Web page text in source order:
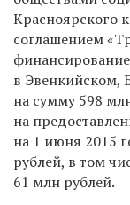
Красноярского
соглашением
в Эвенкийском,
на сумму 598
на
на 1 июня 2015
рублей, в том
61 млн рублей.